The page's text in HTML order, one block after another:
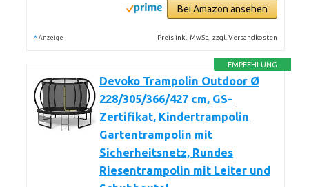
Bei Amazon ansehen
* Anzeige Preis inkl. MwSt., zzgl. Versandkosten
EMPFEHLUNG
Devoko Trampolin Outdoor Ø
228/305/366/427 cm, GS-
Zertifikat, Kindertrampolin
Gartentrampolin mit
Sicherheitsnetz, Rundes
Riesentrampolin mit Leiter und